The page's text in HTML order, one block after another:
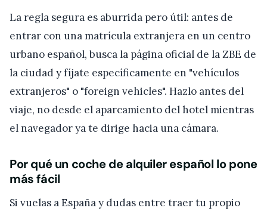
La regla segura es aburrida pero útil: antes de
entrar con una matrícula extranjera en un centro
urbano español, busca la página oficial de la ZBE de
la ciudad y fíjate específicamente en "vehículos
extranjeros" o "foreign vehicles". Hazlo antes del
viaje, no desde el aparcamiento del hotel mientras
el navegador ya te dirige hacia una cámara.
Por qué un coche de alquiler español lo pone
más fácil
Si vuelas a España y dudas entre traer tu propio